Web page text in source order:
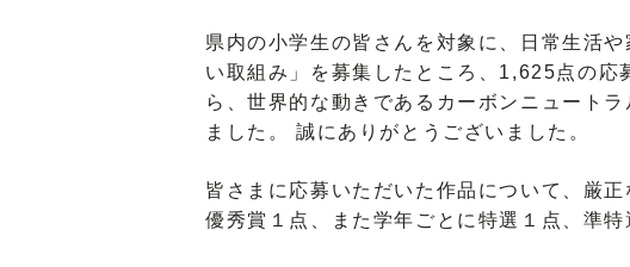
県内の小学生の皆さんを対象に、日常生活
い取組み」を募集したところ、1,625点の応
ら、世界的な動きであるカーボンニュート
ました。 誠にありがとうございました。
皆さまに応募いただいた作品について、厳
優秀賞１点、また学年ごとに特選１点、準